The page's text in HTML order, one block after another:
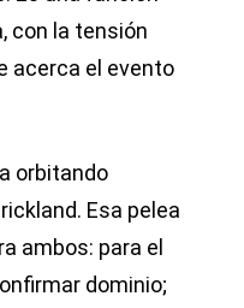
con la tensión
acerca el evento
orbitando
Esa pelea
ambos: para el
dominio;